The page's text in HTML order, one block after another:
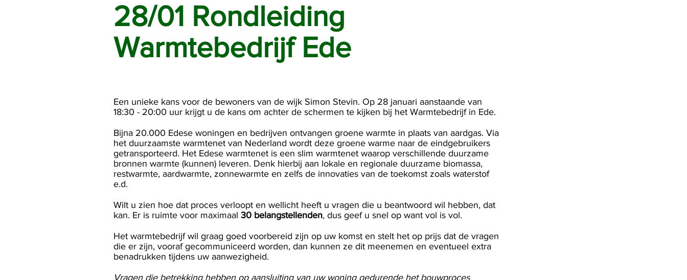
28/01 Rondleiding
Warmtebedrijf Ede
Een unieke kans voor de bewoners van de wijk Simon Stevin. Op 28 januari aanstaande van
18:30 - 20:00 uur krijgt u de kans om achter de schermen te kijken bij het Warmtebedrijf in Ede.
Bijna 20.000 Edese woningen en bedrijven ontvangen groene warmte in plaats van aardgas. Via
het duurzaamste warmtenet van Nederland wordt deze groene warme naar de eindgebruikers
getransporteerd. Het Edese warmtenet is een slim warmtenet waarop verschillende duurzame
bronnen warmte (kunnen) leveren. Denk hierbij aan lokale en regionale duurzame biomassa,
restwarmte, aardwarmte, zonnewarmte en zelfs de innovaties van de toekomst zoals waterstof
e.d.
Wilt u zien hoe dat proces verloopt en wellicht heeft u vragen die u beantwoord wil hebben, dat
kan. Er is ruimte voor maximaal 30 belangstellenden, dus geef u snel op want vol is vol.
Het warmtebedrijf wil graag goed voorbereid zijn op uw komst en stelt het op prijs dat de vragen
die er zijn, vooraf gecommuniceerd worden, dan kunnen ze dit meenemen en eventueel extra
benadrukken tijdens uw aanwezigheid.
Vragen die betrekking hebben op aansluiting van uw woning gedurende het bouwproces